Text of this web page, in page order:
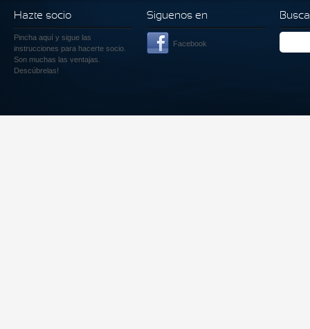
Hazte socio
Pincha aquí y sigue las
instrucciones para hacerte socio.
Son muchas las ventajas.
Descúbrelas!
Siguenos en
Facebook